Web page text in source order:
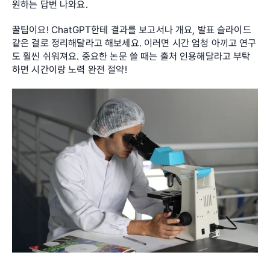
원하는 답변 나와요.
꿀팁이요! ChatGPT한테 결과를 보고서나 개요, 발표 슬라이드
같은 걸로 정리해달라고 해보세요. 이러면 시간 엄청 아끼고 연구
도 훨씬 쉬워져요. 중요한 논문 쓸 때는 출처 인용해달라고 부탁
하면 시간이랑 노력 완전 절약!